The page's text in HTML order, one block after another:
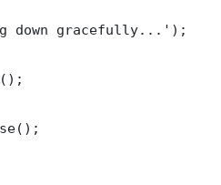
down gracefully...');